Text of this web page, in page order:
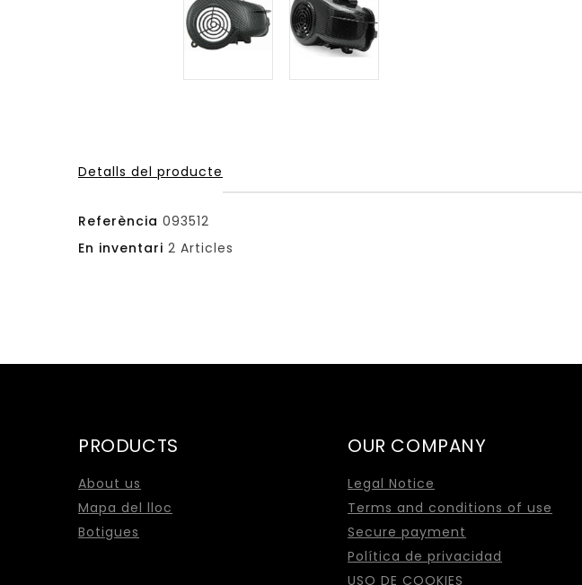
Detalls del producte
Referència 093512
En inventari 2 Articles
PRODUCTS
About us
Mapa del lloc
Botigues
OUR COMPANY
Legal Notice
Terms and conditions of use
Secure payment
Política de privacidad
USO DE COOKIES